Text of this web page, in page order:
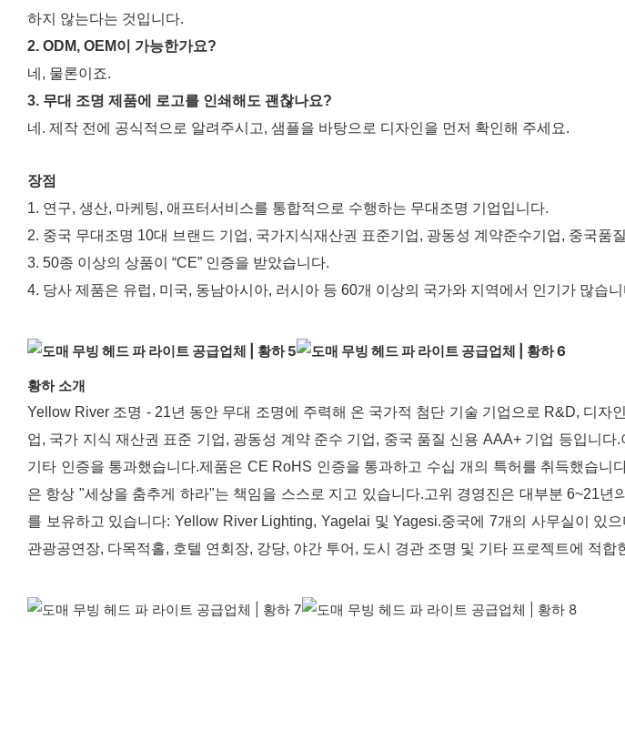
하지 않는다는 것입니다.
2. ODM, OEM이 가능한가요?
네, 물론이죠.
3. 무대 조명 제품에 로고를 인쇄해도 괜찮나요?
네. 제작 전에 공식적으로 알려주시고, 샘플을 바탕으로 디자인을 먼저 확인해 주세요.
장점
1. 연구, 생산, 마케팅, 애프터서비스를 통합적으로 수행하는 무대조명 기업입니다.
2. 중국 무대조명 10대 브랜드 기업, 국가지식재산권 표준기업, 광동성 계약준수기업, 중국품
3. 50종 이상의 상품이 “CE” 인증을 받았습니다.
4. 당사 제품은 유럽, 미국, 동남아시아, 러시아 등 60개 이상의 국가와 지역에서 인기가 많습니
황하 소개
Yellow River 조명 - 21년 동안 무대 조명에 주력해 온 국가적 첨단 기술 기업으로 R&D, 디자
업, 국가 지식 재산권 표준 기업, 광동성 계약 준수 기업, 중국 품질 신용 AAA+ 기업 등입니
기타 인증을 통과했습니다.제품은 CE RoHS 인증을 통과하고 수십 개의 특허를 취득했습
은 항상 "세상을 춤추게 하라"는 책임을 스스로 지고 있습니다.고위 경영진은 대부분 6~21
를 보유하고 있습니다: Yellow River Lighting, Yagelai 및 Yagesi.중국에 7개의 사무실이 있
관광공연장, 다목적홀, 호텔 연회장, 강당, 야간 투어, 도시 경관 조명 및 기타 프로젝트에 적합